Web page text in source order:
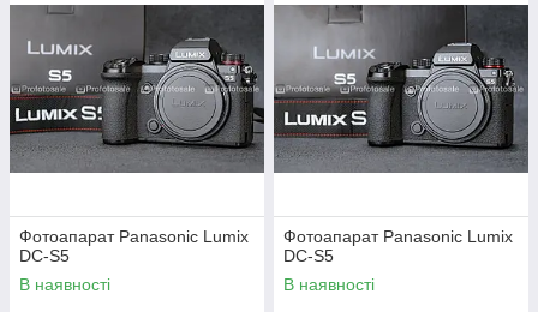
Фотоапарат Panasonic Lumix
DC-S5
В наявності
Фотоапарат Panasonic Lumix
DC-S5
В наявності